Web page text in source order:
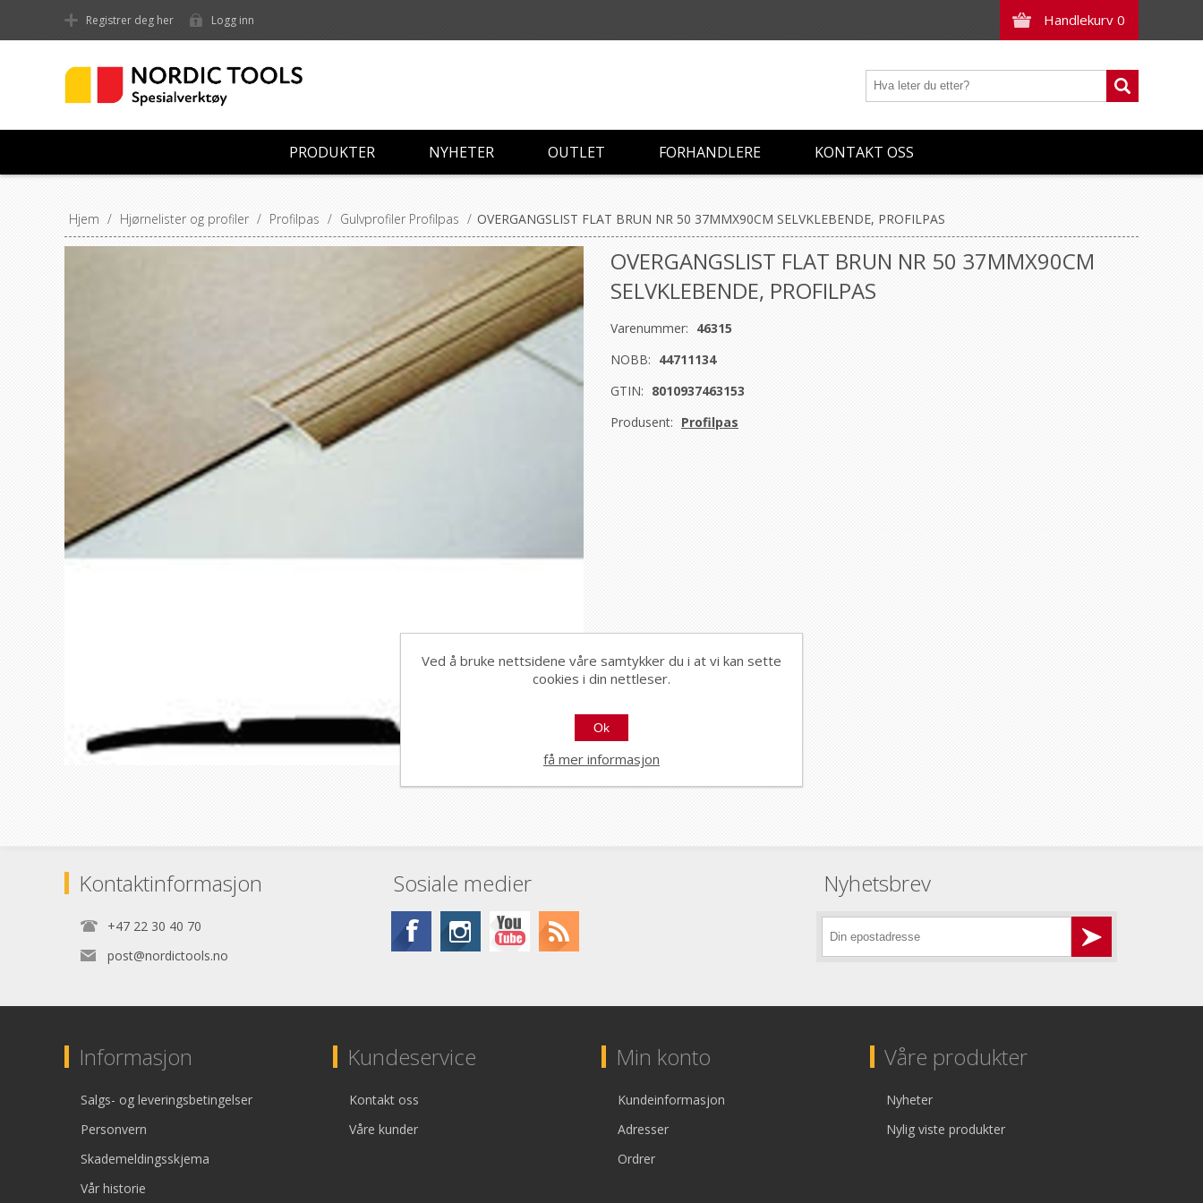
Handlekurv 0
Registrer deg her Logg inn
PRODUKTER NYHETER OUTLET FORHANDLERE KONTAKT OSS
Hjem / Hjørnelister og profiler / Profilpas / Gulvprofiler Profilpas / OVERGANGSLIST FLAT BRUN NR 50 37MMX90CM SELVKLEBENDE, PROFILPAS
OVERGANGSLIST FLAT BRUN NR 50 37MMX90CM
SELVKLEBENDE, PROFILPAS
Varenummer: 46315
NOBB: 44711134
GTIN: 8010937463153
Produsent: Profilpas
Kontaktinformasjon
+47 22 30 40 70
post@nordictools.no
Sosiale medier Nyhetsbrev
Informasjon
Salgs- og leveringsbetingelser
Personvern
Skademeldingsskjema
Vår historie
Kundeservice
Kontakt oss
Våre kunder
Min konto
Kundeinformasjon
Adresser
Ordrer
Våre produkter
Nyheter
Nylig viste produkter
Ved å bruke nettsidene våre samtykker du i at vi kan sette
cookies i din nettleser.
Ok
få mer informasjon